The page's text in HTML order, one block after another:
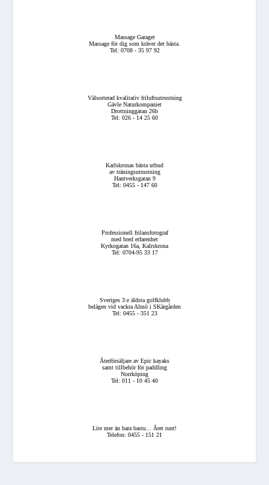
Massage Garaget
Massage för dig som kräver det bästa.
Tel: 0708 - 35 97 92
Välsorterad kvalitativ friluftsutrustning
Gävle Naturkompaniet
Drottninggatan 26b
Tel: 026 - 14 25 60
Karlskronas bästa utbud
av träningsutrustning
Hantverksgatan 9
Tel: 0455 - 147 60
Professionell frilansfotograf
med bred erfarenhet
Kyrkogatan 16a, Kalrskrona
Tel: 0704-95 33 17
Sveriges 3:e äldsta golfklubb
belägen vid vackra Almö i SKärgården
Tel: 0455 - 351 23
Återförsäljare av Epic kayaks
samt tillbehör för paddling
Norrköping
Tel: 011 - 10 45 40
Lite mer än bara bastu... Året runt!
Telefon: 0455 - 151 21